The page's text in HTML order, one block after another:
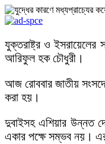
যুক্তরাষ্ট্র ও ইসরায়েলের
আরিফুল হক চৌধুরী।
আজ রোববার জাতীয়
করা হয়।
দুবাইসহ এশিয়ার উন্নত
একার পক্ষে সম্ভব নয়।